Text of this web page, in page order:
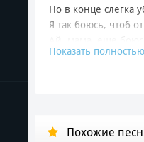
Но в конце слегка
Я так боюсь, чтоб
Чтоб не кричать
Я больше тебя не
Показать полностью
Похожие